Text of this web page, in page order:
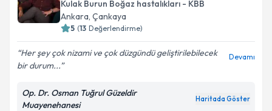
Kulak Burun Boğaz hastalıkları - KBB
Ankara, Çankaya
5 (13 Değerlendirme)
Her şey çok nizami ve çok düzgündü geliştirilebilecek
bir durum...
Devamı
Op. Dr. Osman Tuğrul Güzeldir
Muayenehanesi
Haritada Göster